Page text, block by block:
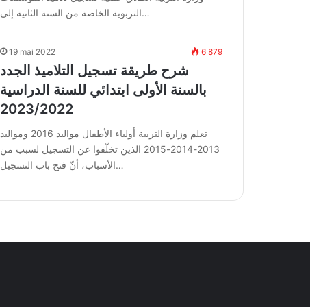
التربوية الخاصة من السنة الثانية إلى…
19 mai 2022 6 879
شرح طريقة تسجيل التلاميذ الجدد
بالسنة الأولى ابتدائي للسنة الدراسية
2023/2022
تعلم وزارة التربية أولياء الأطفال مواليد 2016 ومواليد
2013-2014-2015 الذين تخلّفوا عن التسجيل لسبب من
الأسباب، أنّ فتح باب التسجيل…